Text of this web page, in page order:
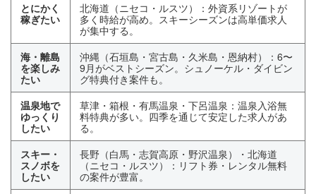
とにかく
稼ぎたい
北海道（ニセコ・ルスツ）：外資系リゾートが
多く時給が高め。スキーシーズンは高単価求人
が集中する。
海・離島
を楽しみ
たい
沖縄（石垣島・宮古島・久米島・恩納村）：6〜
9月がベストシーズン。シュノーケル・ダイビン
グ特典付き案件も。
温泉地で
ゆっくり
したい
草津・箱根・有馬温泉・下呂温泉：温泉入浴無
料特典が多い。四季を通じて安定した求人があ
る。
スキー・
スノボを
したい
長野（白馬・志賀高原・野沢温泉）・北海道
（ニセコ・ルスツ）：リフト券・レンタル無料
の案件が豊富。